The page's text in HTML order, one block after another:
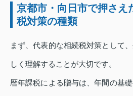
京都市・向日市で押さえ
税対策の種類
まず、代表的な相続税対策として
しく理解することが大切です。
暦年課税による贈与は、年間の基